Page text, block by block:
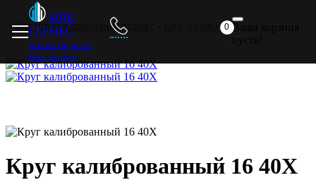
МПК
ГЕРМЕС
Металлопрокат
Красноярск
0 Ваша корзина
Сортовой и фасонный прокат Круг стальной
Круг калиброванный 16 40Х